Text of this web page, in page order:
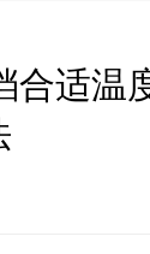
合适温